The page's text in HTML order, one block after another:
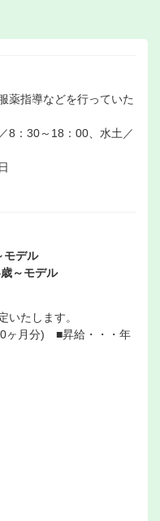
薬指導などを行っていた
8：30～18：00、水土／
モデル
～モデル
いたします。
ヶ月分) ■昇給・・・年